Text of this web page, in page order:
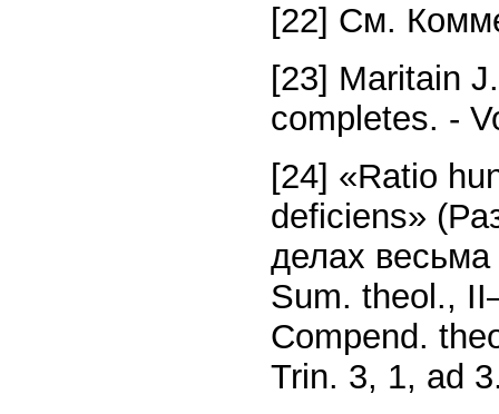
[22] См.
[23] Maritain
completes. -
[24] «Ratio
deficiens»
делах
Sum. theol.,
Compend.
Trin. 3, 1, ad